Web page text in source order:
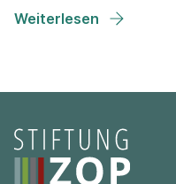
Weiterlesen
Seitenfooter